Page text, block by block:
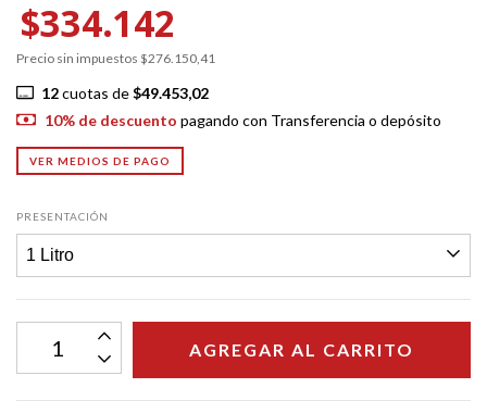
$334.142
Precio sin impuestos $276.150,41
12cuotas de$49.453,02
10% de descuento pagando con Transferencia o depósito
VER MEDIOS DE PAGO
PRESENTACIÓN